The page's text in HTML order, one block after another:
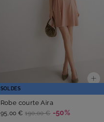
SOLDES
Robe courte Aira
95,00 € 190,00 € -50%